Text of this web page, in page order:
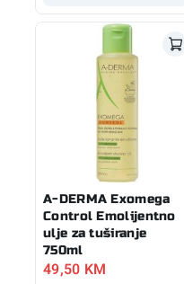
A-DERMA Exomega
Control Emolijentno
ulje za tuširanje
750ml
49,50 KM